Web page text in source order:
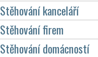
Stěhování kanceláří
Stěhování firem
Stěhování domácností